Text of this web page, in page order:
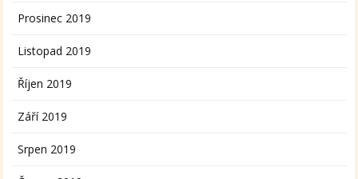
Prosinec 2019
Listopad 2019
Říjen 2019
Září 2019
Srpen 2019